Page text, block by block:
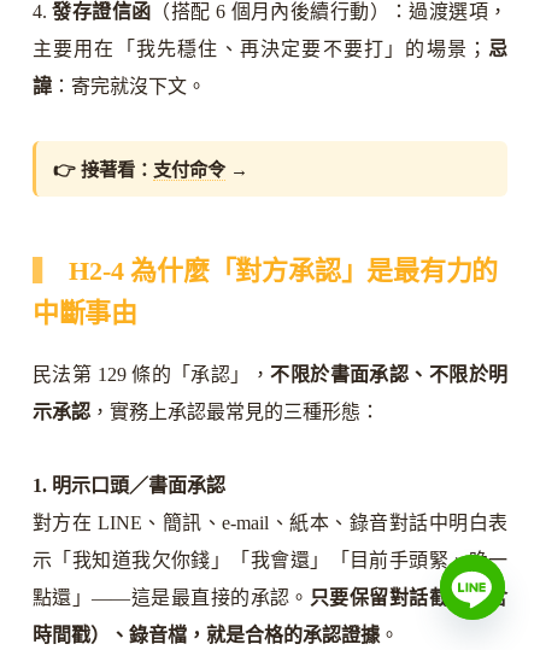
4.發存證信函 （搭配 6 個月內後續行動）：過渡選項，
主要用在「我先穩住、再決定要不要打」的場景； 忌
諱：寄完就沒下文。
👉 接著看： 支付命令→
H2-4 為什麼「對方承認」是最有力的
中斷事由
民法第 129 條的「承認」，不限於書面承認、不限於明
示承認，實務上承認最常見的三種形態：
1. 明示口頭／書面承認
對方在 LINE、簡訊、e-mail、紙本、錄音對話中明白表
示「我知道我欠你錢」「我會還」「目前手頭緊、晚一
點還」——這是最直接的承認。 只要保留對話截圖（含
時間戳）、錄音檔，就是合格的承認證據。